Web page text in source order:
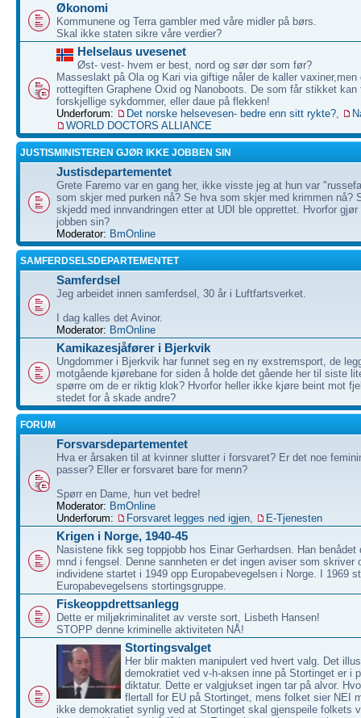
Økonomi
Kommunene og Terra gambler med våre midler på børs.
Skal ikke staten sikre våre verdier?
Helselaus uvesenet
Øst- vest- hvem er best, nord og sør dør som før?
Masseslakt på Ola og Kari via giftige nåler de kaller vaxiner,men
rottegiften Graphene Oxid og Nanoboots. De som får stikket kan
forskjellige sykdommer, eller daue på flekken!
Underforum:
Det norske helsevesen- bedre enn sitt rykte?,
WORLD DOCTORS ALLIANCE
JUSTISMINISTEREN GJØR IKKE JOBBEN SIN
Justisdepartementet
Grete Faremo var en gang her, ikke visste jeg at hun var
som skjer med purken nå? Se hva som skjer med krimmen nå?
skjedd med innvandringen etter at UDI ble opprettet. Hvorfor
jobben sin?
Moderator: BmOnline
SAMFERDSELSDEPARTEMENTET
Samferdsel
Jeg arbeidet innen samferdsel, 30 år i Luftfartsverket.
I dag kalles det Avinor.
Moderator: BmOnline
Kamikazesjåfører i Bjerkvik
Ungdommer i Bjerkvik har funnet seg en ny exstremsport, de
motgående kjørebane for siden å holde det gående her til siste
spørre om de er riktig klok? Hvorfor heller ikke kjøre beint mot
stedet for å skade andre?
FORUM
Forsvarsdepartementet
Hva er årsaken til at kvinner slutter i forsvaret? Er det noe
passer? Eller er forsvaret bare for menn?
Spørr en Dame, hun vet bedre!
Moderator: BmOnline
Underforum:
Forsvaret legges ned igjen, E-Tjenesten
Krigen i Norge, 1940-45
Nasistene fikk seg toppjobb hos Einar Gerhardsen. Han benådet
mnd i fengsel. Denne sannheten er det ingen aviser som skriver
individene startet i 1949 opp Europabevegelsen i Norge. I 1969
Europabevegelsens stortingsgruppe.
Fiskeoppdrettsanlegg
Dette er miljøkriminalitet av verste sort, Lisbeth Hansen!
STOPP denne kriminelle aktiviteten NÅ!
Stortingsvalget
Her blir makten manipulert ved hvert valg. Det
demokratiet ved v-h-aksen inne på Stortinget er i
diktatur. Dette er valgjukset ingen tar på alvor.
flertall for EU på Stortinget, mens folket sier NEI
ikke demokratiet synlig ved at Stortinget skal gjenspeile folkets